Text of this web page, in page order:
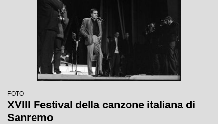
FOTO
XVIII Festival della canzone italiana di
Sanremo